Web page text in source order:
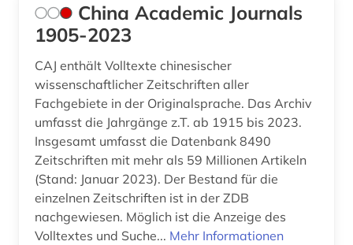
China Academic Journals
1905-2023
CAJ enthält Volltexte chinesischer
wissenschaftlicher Zeitschriften aller
Fachgebiete in der Originalsprache. Das Archiv
umfasst die Jahrgänge z.T. ab 1915 bis 2023.
Insgesamt umfasst die Datenbank 8490
Zeitschriften mit mehr als 59 Millionen Artikeln
(Stand: Januar 2023). Der Bestand für die
einzelnen Zeitschriften ist in der ZDB
nachgewiesen. Möglich ist die Anzeige des
Volltextes und Suche... Mehr Informationen